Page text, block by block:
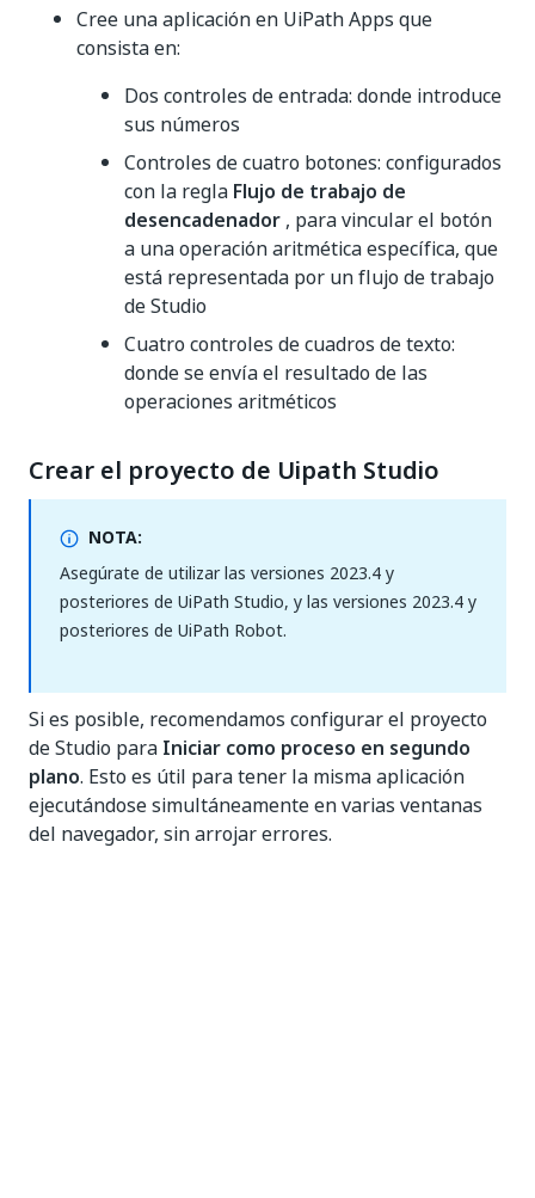
Cree una aplicación en UiPath Apps que
consista en:
Dos controles de entrada: donde introduce
sus números
Controles de cuatro botones: configurados
con la regla Flujo de trabajo de
desencadenador , para vincular el botón
a una operación aritmética específica, que
está representada por un flujo de trabajo
de Studio
Cuatro controles de cuadros de texto:
donde se envía el resultado de las
operaciones aritméticos
Crear el proyecto de Uipath Studio
NOTA:
Asegúrate de utilizar las versiones 2023.4 y
posteriores de UiPath Studio, y las versiones 2023.4 y
posteriores de UiPath Robot.
Si es posible, recomendamos configurar el proyecto
de Studio para Iniciar como proceso en segundo
plano. Esto es útil para tener la misma aplicación
ejecutándose simultáneamente en varias ventanas
del navegador, sin arrojar errores.